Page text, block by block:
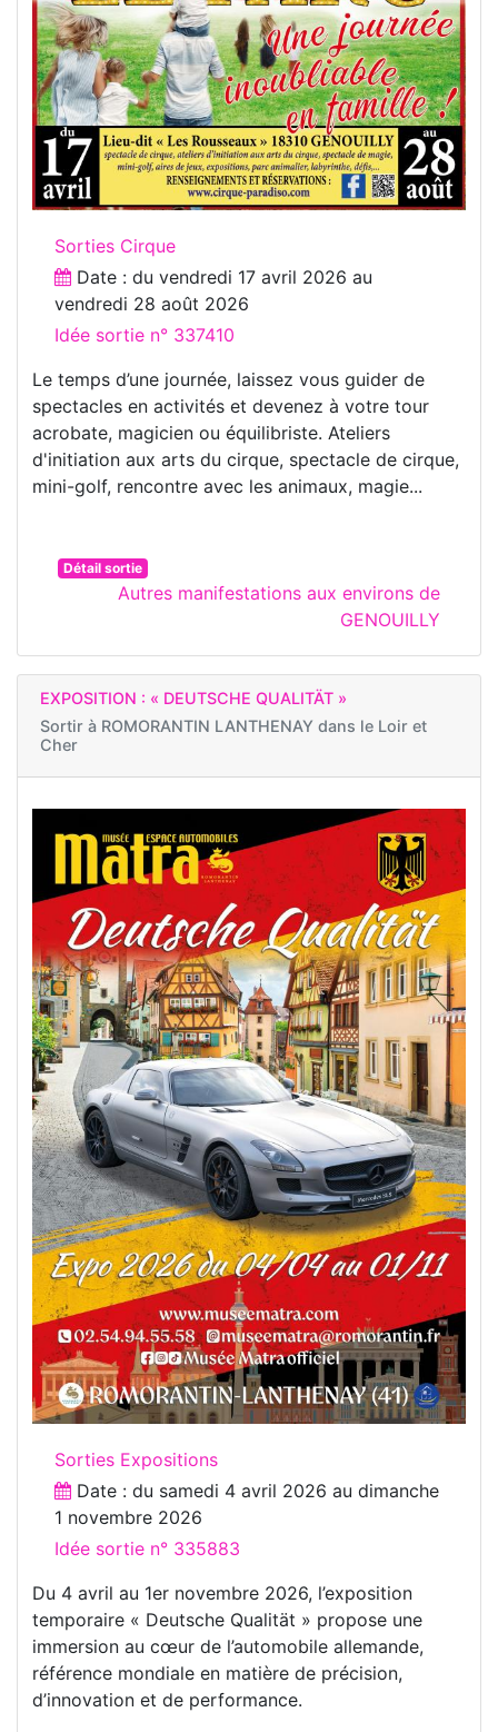
Sorties Cirque
Date : du vendredi 17 avril 2026 au
vendredi 28 août 2026
Idée sortie n° 337410
Le temps d’une journée, laissez vous guider de
spectacles en activités et devenez à votre tour
acrobate, magicien ou équilibriste. Ateliers
d'initiation aux arts du cirque, spectacle de cirque,
mini-golf, rencontre avec les animaux, magie...
Détail sortie
Autres manifestations aux environs de
GENOUILLY
EXPOSITION : « DEUTSCHE QUALITÄT »
Sortir à ROMORANTIN LANTHENAY dans le Loir et
Cher
Sorties Expositions
Date : du samedi 4 avril 2026 au dimanche
1 novembre 2026
Idée sortie n° 335883
Du 4 avril au 1er novembre 2026, l’exposition
temporaire « Deutsche Qualität » propose une
immersion au cœur de l’automobile allemande,
référence mondiale en matière de précision,
d’innovation et de performance.